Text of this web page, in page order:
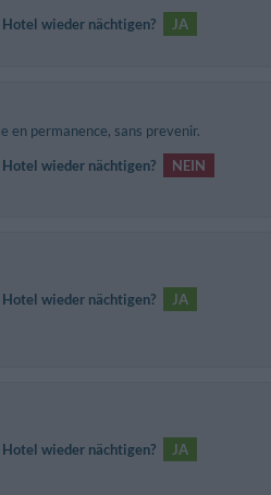
wieder nächtigen?
JA
en permanence, sans prevenir.
wieder nächtigen?
NEIN
wieder nächtigen? JA
wieder nächtigen? JA